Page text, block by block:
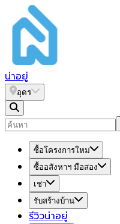
น่าอยู่
อุดร
ซื้อโครงการใหม่
ซื้ออสังหาฯ มือสอง
เช่า
รับสร้างบ้าน
รีวิวน่าอยู่